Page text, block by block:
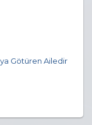
Götüren Ailedir